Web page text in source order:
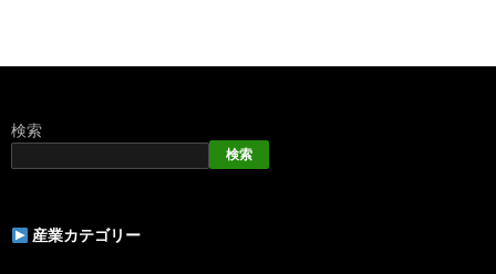
検索
検索
産業カテゴリー